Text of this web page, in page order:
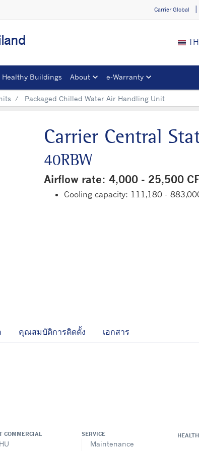
Carrier Global
TH
Healthy Buildings About e-Warranty​
Packaged Chilled Water Air Handling Unit
Carrier Central
40RBW
Airflow rate: 4,000 - 25,500
Cooling capacity: 111,180 -
คุณสมบัติการติดตั้ง เอกสาร
COMMERCIAL SERVICE
Maintenance